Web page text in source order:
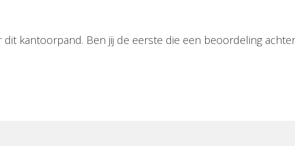
kantoorpand. Ben jij de eerste die een beoordeling